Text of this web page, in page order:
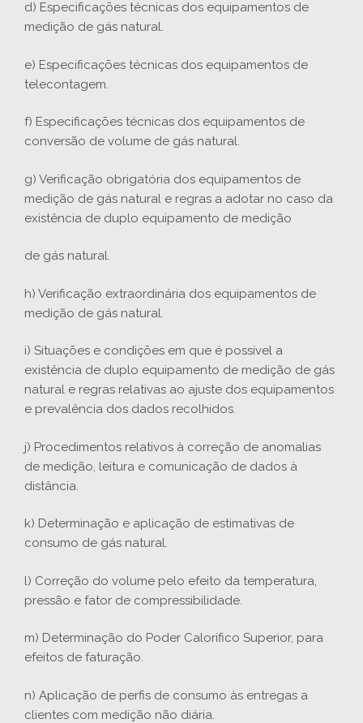
d) Especificações técnicas dos equipamentos de
medição de gás natural.
e) Especificações técnicas dos equipamentos de
telecontagem.
f) Especificações técnicas dos equipamentos de
conversão de volume de gás natural.
g) Verificação obrigatória dos equipamentos de
medição de gás natural e regras a adotar no caso da
existência de duplo equipamento de medição
de gás natural.
h) Verificação extraordinária dos equipamentos de
medição de gás natural.
i) Situações e condições em que é possível a
existência de duplo equipamento de medição de gás
natural e regras relativas ao ajuste dos equipamentos
e prevalência dos dados recolhidos.
j) Procedimentos relativos à correção de anomalias
de medição, leitura e comunicação de dados à
distância.
k) Determinação e aplicação de estimativas de
consumo de gás natural.
l) Correção do volume pelo efeito da temperatura,
pressão e fator de compressibilidade.
m) Determinação do Poder Calorífico Superior, para
efeitos de faturação.
n) Aplicação de perfis de consumo às entregas a
clientes com medição não diária.